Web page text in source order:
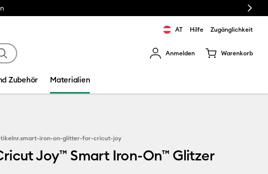
Next
AT Hilfe Zugänglichkeit
Anmelden Warenkorb
Zubehör Materialien
smart-iron-on-glitter-for-cricut-joy
Joy™ Smart Iron-On™ Glitzer